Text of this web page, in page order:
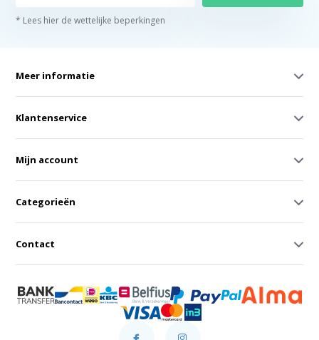
* Lees hier de wettelijke beperkingen
Meer informatie
Klantenservice
Mijn account
Categorieën
Contact